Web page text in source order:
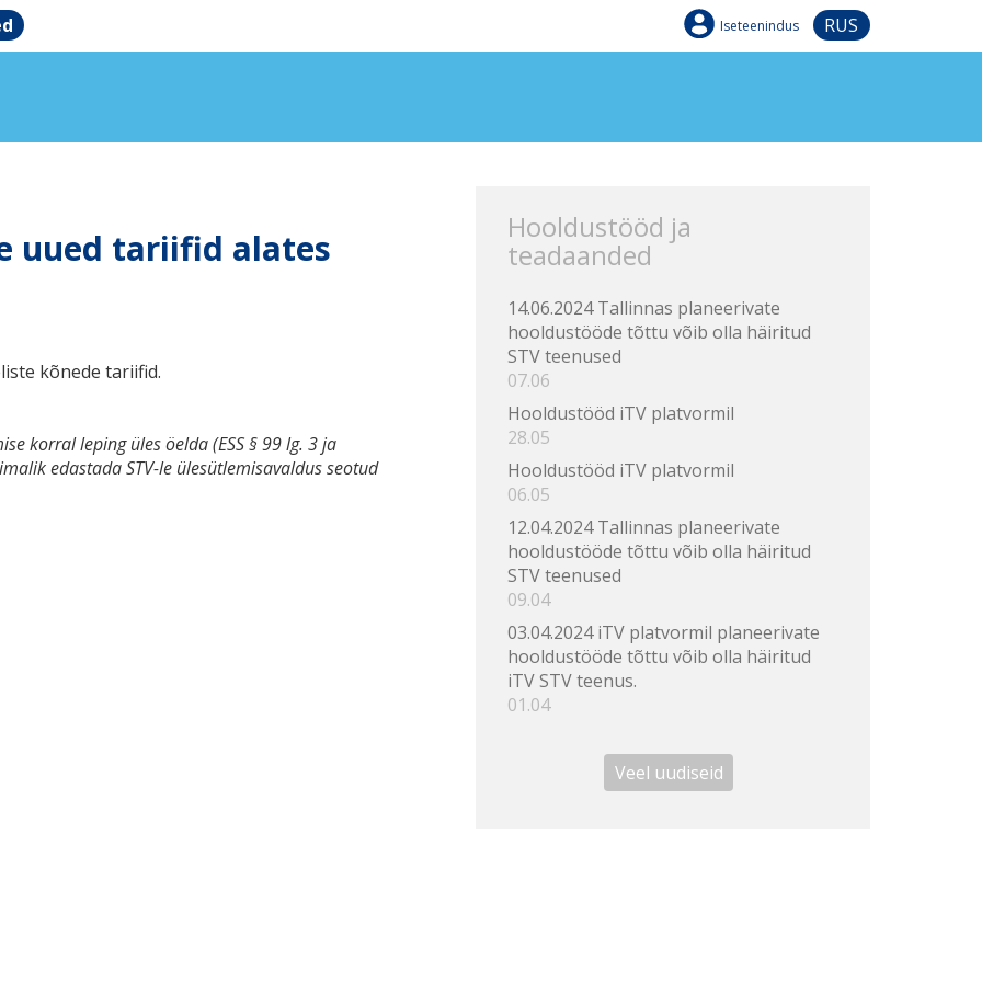
Iseteenindus RUS
uued tariifid alates
kõnede tariifid.
korral leping üles öelda (ESS § 99 lg. 3 ja
edastada STV-le ülesütlemisavaldus seotud
Hooldustööd ja
teadaanded
14.06.2024 Tallinnas planeerivate
hooldustööde tõttu võib olla häiritud
STV teenused
07.06
Hooldustööd iTV platvormil
28.05
Hooldustööd iTV platvormil
06.05
12.04.2024 Tallinnas planeerivate
hooldustööde tõttu võib olla häiritud
STV teenused
09.04
03.04.2024 iTV platvormil planeerivate
hooldustööde tõttu võib olla häiritud
iTV STV teenus.
01.04
Veel uudiseid